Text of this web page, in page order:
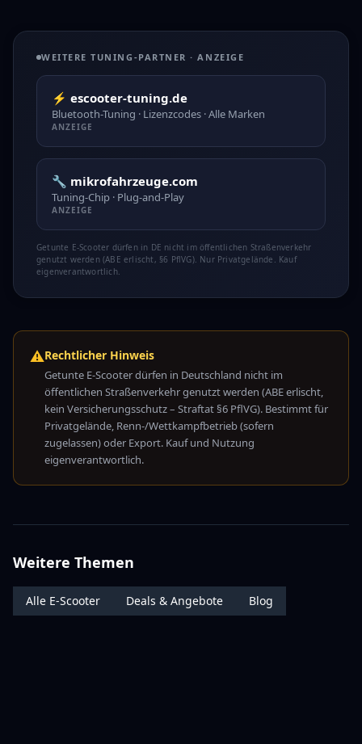
WEITERE TUNING-PARTNER · ANZEIGE
⚡ escooter-tuning.de
Bluetooth-Tuning · Lizenzcodes · Alle Marken
ANZEIGE
🔧 mikrofahrzeuge.com
Tuning-Chip · Plug-and-Play
ANZEIGE
Getunte E-Scooter dürfen in DE nicht im öffentlichen Straßenverkehr
genutzt werden (ABE erlischt, §6 PflVG). Nur Privatgelände. Kauf
eigenverantwortlich.
⚠️Rechtlicher Hinweis
Getunte E-Scooter dürfen in Deutschland nicht im
öffentlichen Straßenverkehr genutzt werden (ABE erlischt,
kein Versicherungsschutz – Straftat §6 PflVG). Bestimmt für
Privatgelände, Renn-/Wettkampfbetrieb (sofern
zugelassen) oder Export. Kauf und Nutzung
eigenverantwortlich.
Weitere Themen
Alle E-Scooter Deals & Angebote Blog